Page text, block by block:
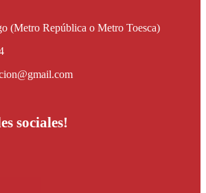
(Metro República o Metro Toesca)
sociales!